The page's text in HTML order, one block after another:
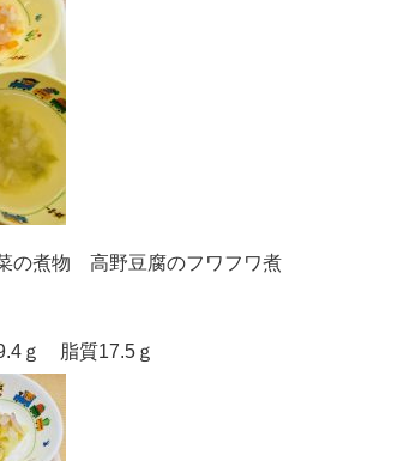
煮物 高野豆腐のフワフワ煮
ｇ 脂質17.5ｇ